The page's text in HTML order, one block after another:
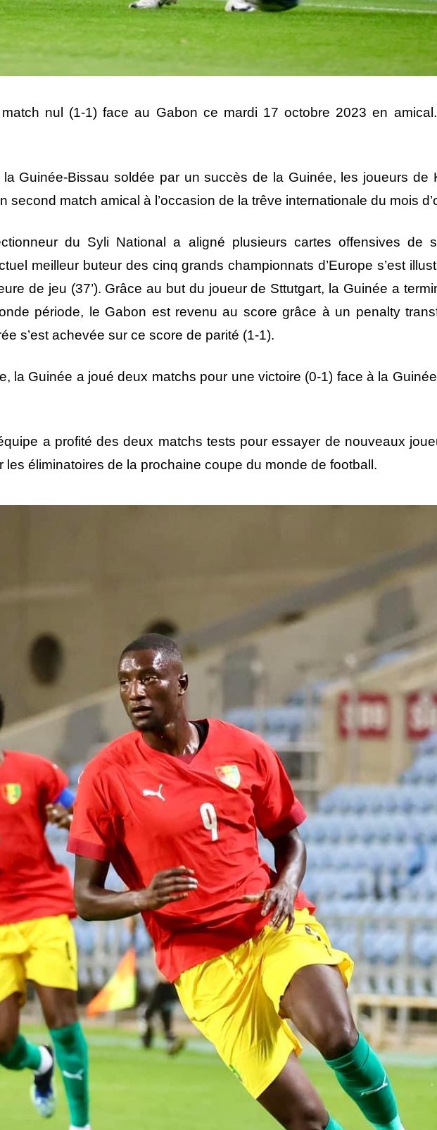
nul (1-1) face au Gabon ce mardi 17 octobre 2023 en
Guinée-Bissau soldée par un succès de la Guinée, les joueurs de
second match amical à l’occasion de la trêve internationale du mois
du Syli National a aligné plusieurs cartes offensives de
meilleur buteur des cinq grands championnats d’Europe s’est
de jeu (37’). Grâce au but du joueur de Sttutgart, la Guinée a
période, le Gabon est revenu au score grâce à un penalty
s’est achevée sur ce score de parité (1-1).
la Guinée a joué deux matchs pour une victoire (0-1) face à la
a profité des deux matchs tests pour essayer de nouveaux
les éliminatoires de la prochaine coupe du monde de football.